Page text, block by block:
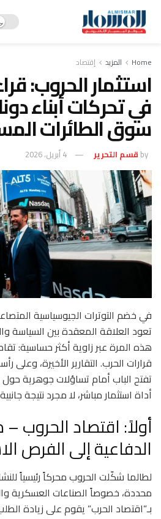
Home المزيد إقتصاد
استثمار الحروب:
في تحركات أبناء
سوق الطائرات
by قسم التحرير 4 أبريل، 2026
في خضم التوترات الجيوسياسية
تعود العلاقة المعقدة بين السياسة
هذه المرة عبر زاوية أكثر حساسية:
قرارات الحرب. التقارير الأخيرة، وعلى
تفتح الباب أمام تساؤلات جوهرية
أداة استثمار مباشر، لا مجرد نتيجة
أولاً: اقتصاد الحروب
الدفاعية إلى الفرص
لطالما شكّلت الحروب محركاً رئيسياً
محددة، خصوصاً الصناعات العسكرية
بـ”اقتصاد الحرب” يقوم على زيادة